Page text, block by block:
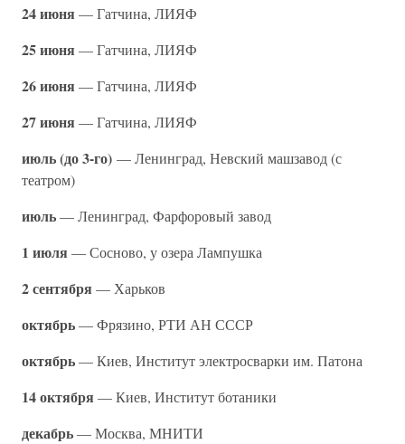
24 июня — Гатчина, ЛИЯФ
25 июня — Гатчина, ЛИЯФ
26 июня — Гатчина, ЛИЯФ
27 июня — Гатчина, ЛИЯФ
июль (до 3-го) — Ленинград, Невский машзавод (с
театром)
июль— Ленинград, Фарфоровый завод
1 июля — Сосново, у озера Лампушка
2 сентября — Харьков
октябрь— Фрязино, РТИ АН СССР
октябрь— Киев, Институт электросварки им. Патона
14 октября — Киев, Институт ботаники
декабрь— Москва, МНИТИ